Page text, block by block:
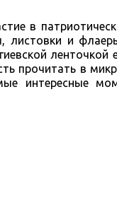
в
листовки и
ленточкой
прочитать в
интересные